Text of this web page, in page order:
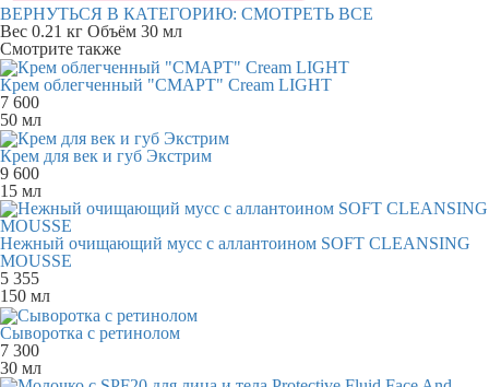
ВЕРНУТЬСЯ В КАТЕГОРИЮ: СМОТРЕТЬ ВСЕ
Вес 0.21 кг Объём 30 мл
Смотрите также
Крем облегченный "СМАРТ" Cream LIGHT
7 600
50 мл
Крем для век и губ Экстрим
9 600
15 мл
Нежный очищающий мусс с аллантоином SOFT CLEANSING
MOUSSE
5 355
150 мл
Сыворотка с ретинолом
7 300
30 мл